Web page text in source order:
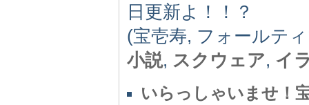
日更新よ！！？
(宝壱寿, フォールテ
小説, スクウェア, イ
いらっしゃいませ！